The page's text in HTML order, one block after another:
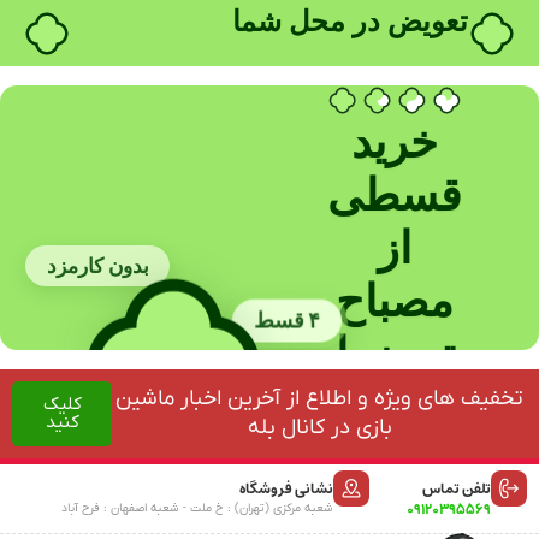
خرید قسطی با ترب‌پی
خرید
قسطی
از
مصباح
ترمز با
نصب
در
محل
بدون کارمزد
۴ قسط
بدون چک
بدون ضامن
تخفیف های ویژه و اطلاع از آخرین اخبار ماشین
بازی در کانال بله
کلیک
کنید
تلفن تماس
09120395569
نشانی فروشگاه
شعبه مرکزی (تهران) : خ ملت - شعبه اصفهان : فرح آباد